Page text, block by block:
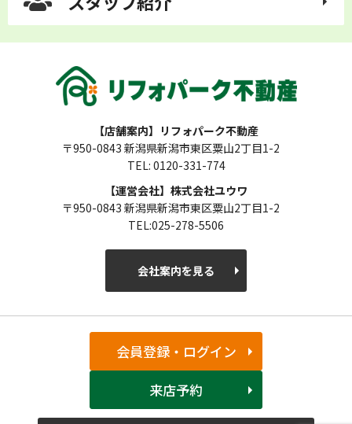
【店舗案内】リフォパーク不動産
〒950-0843 新潟県新潟市東区粟山2丁目1-2
TEL: 0120-331-774
【運営会社】株式会社ユウワ
〒950-0843 新潟県新潟市東区粟山2丁目1-2
TEL:025-278-5506
会社案内を見る
会員登録・ログイン
来店予約